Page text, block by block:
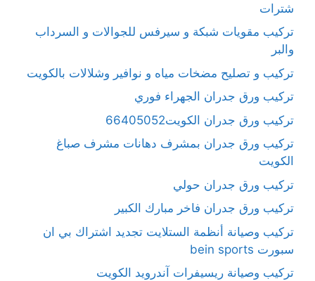
شترات
تركيب مقويات شبكة و سيرفس للجوالات و السرداب
والبر
تركيب و تصليح مضخات مياه و نوافير وشلالات بالكويت
تركيب ورق جدران الجهراء فوري
تركيب ورق جدران الكويت66405052
تركيب ورق جدران بمشرف دهانات مشرف صباغ
الكويت
تركيب ورق جدران حولي
تركيب ورق جدران فاخر مبارك الكبير
تركيب وصيانة أنظمة الستلايت تجديد اشتراك بي ان
سبورت bein sports
تركيب وصيانة ريسيفرات آندرويد الكويت